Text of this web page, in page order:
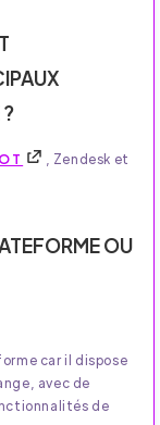
, Zendesk et
OU
car il dispose
avec de
de